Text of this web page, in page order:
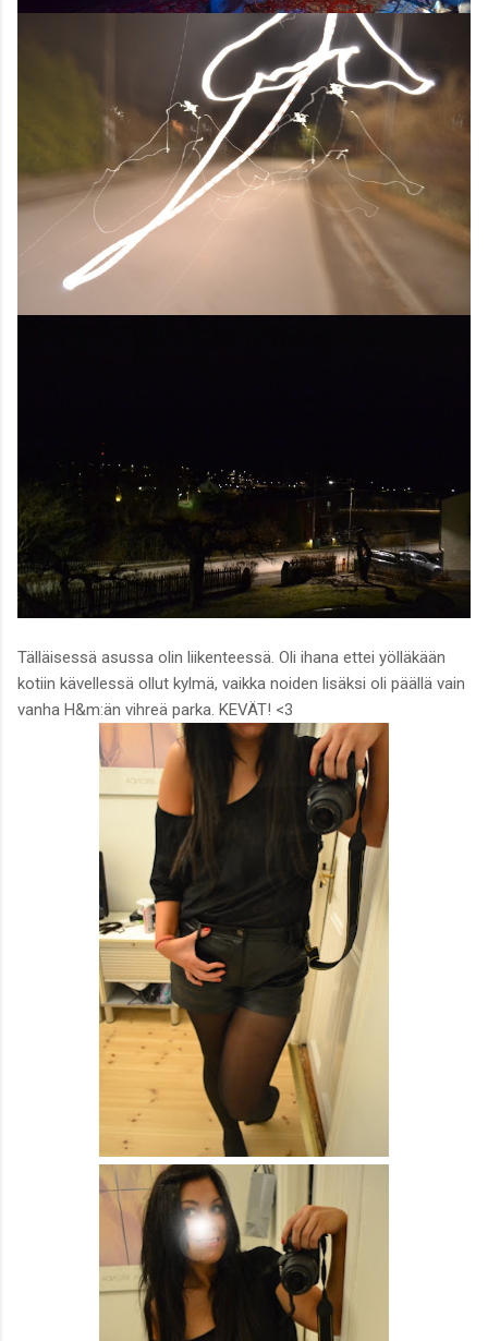
Tälläisessä asussa olin liikenteessä. Oli ihana ettei yölläkään
kotiin kävellessä ollut kylmä, vaikka noiden lisäksi oli päällä vain
vanha H&m:än vihreä parka. KEVÄT! <3